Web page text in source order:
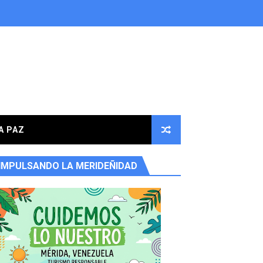
en la parroquia Osuna Rodríguez
PAZ
IMPULSANDO LA MERIDEÑIDAD